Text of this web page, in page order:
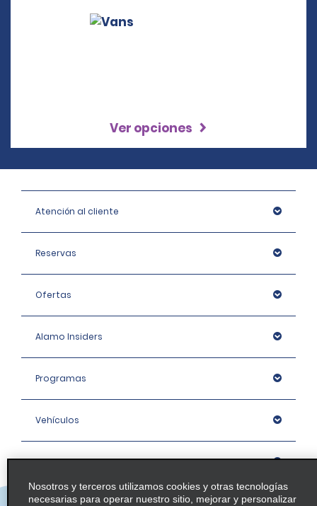
Ver opciones
Atención al cliente
Reservas
Ofertas
Alamo Insiders
Programas
Vehículos
Oficinas
Empresa
Nosotros y terceros utilizamos cookies y otras tecnologías
necesarias para operar nuestro sitio, mejorar y personalizar